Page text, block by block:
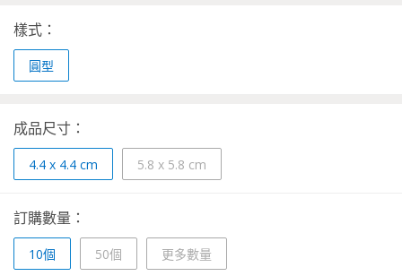
樣式：
圓型
成品尺寸：
4.4 x 4.4 cm 5.8 x 5.8 cm
訂購數量：
10個 50個 更多數量